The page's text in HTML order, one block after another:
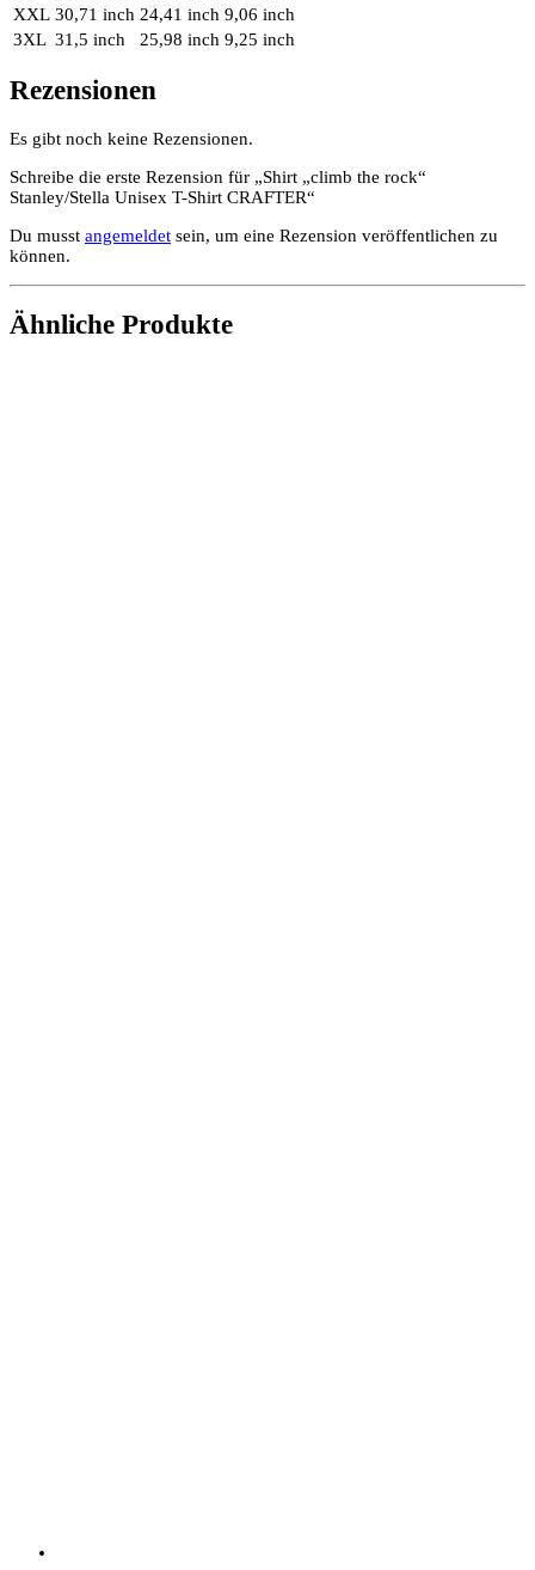
XXL 30,71 inch 24,41 inch 9,06 inch
3XL 31,5 inch 25,98 inch 9,25 inch
Rezensionen
Es gibt noch keine Rezensionen.
Schreibe die erste Rezension für „Shirt „climb the rock“
Stanley/Stella Unisex T-Shirt CRAFTER“
Du musst angemeldet sein, um eine Rezension veröffentlichen zu
können.
Ähnliche Produkte